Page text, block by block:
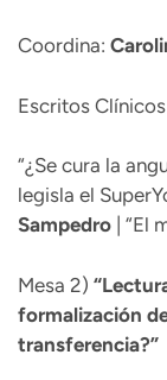
Coordina:
Escritos
“¿Se cura la
legisla el
Sampedro | “El
Mesa 2) “
formalización
transferencia?”